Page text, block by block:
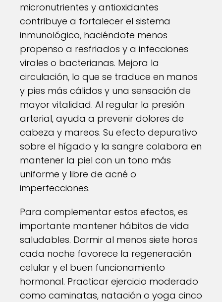
micronutrientes y antioxidantes
contribuye a fortalecer el sistema
inmunológico, haciéndote menos
propenso a resfriados y a infecciones
virales o bacterianas. Mejora la
circulación, lo que se traduce en manos
y pies más cálidos y una sensación de
mayor vitalidad. Al regular la presión
arterial, ayuda a prevenir dolores de
cabeza y mareos. Su efecto depurativo
sobre el hígado y la sangre colabora en
mantener la piel con un tono más
uniforme y libre de acné o
imperfecciones.
Para complementar estos efectos, es
importante mantener hábitos de vida
saludables. Dormir al menos siete horas
cada noche favorece la regeneración
celular y el buen funcionamiento
hormonal. Practicar ejercicio moderado
como caminatas, natación o yoga cinco